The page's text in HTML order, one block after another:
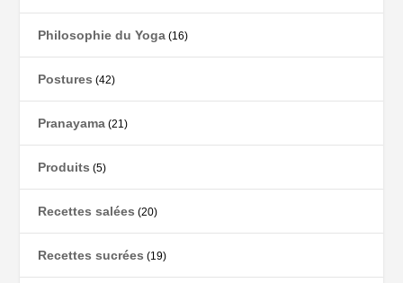
Philosophie du Yoga (16)
Postures (42)
Pranayama (21)
Produits (5)
Recettes salées (20)
Recettes sucrées (19)